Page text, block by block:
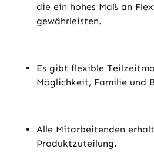
die ein hohes Maß an
gewährleisten.
Es gibt flexible
Möglichkeit, Familie und
Alle Mitarbeitenden
Produktzuteilung.